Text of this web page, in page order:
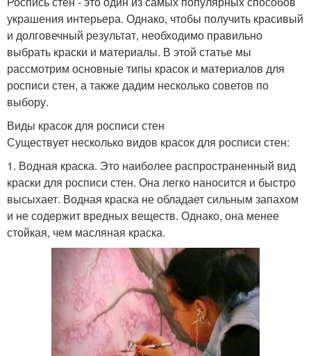
украшения интерьера. Однако, чтобы получить красивый
и долговечный результат, необходимо правильно
выбрать краски и материалы. В этой статье мы
рассмотрим основные типы красок и материалов для
росписи стен, а также дадим несколько советов по
выбору.
Виды красок для росписи стен
Существует несколько видов красок для росписи стен:
1. Водная краска. Это наиболее распространенный вид
краски для росписи стен. Она легко наносится и быстро
высыхает. Водная краска не обладает сильным запахом
и не содержит вредных веществ. Однако, она менее
стойкая, чем масляная краска.